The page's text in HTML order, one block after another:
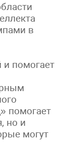
в
и помогает
помогает
но и
могут